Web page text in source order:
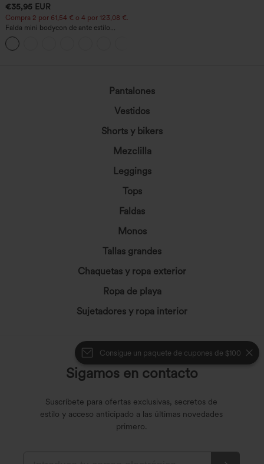
Consigue un paquete de cupones de $100
€35,95 EUR
Compra 2 por 61,54 € o 4 por 123,08 €.
Falda mini bodycon de ante estilo
crossover, talle alto, 2 en 1, dobladillo
con flecos, para fiesta
Pantalones
Vestidos
Shorts y bikers
Mezclilla
Leggings
Tops
Faldas
Monos
Tallas grandes
Chaquetas y ropa exterior
Ropa de playa
Sujetadores y ropa interior
Sigamos en contacto
Suscríbete para ofertas exclusivas, secretos de
estilo y acceso anticipado a las últimas novedades
primero.